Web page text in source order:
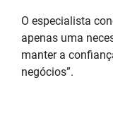
O especialista
apenas uma
manter a
negócios”.